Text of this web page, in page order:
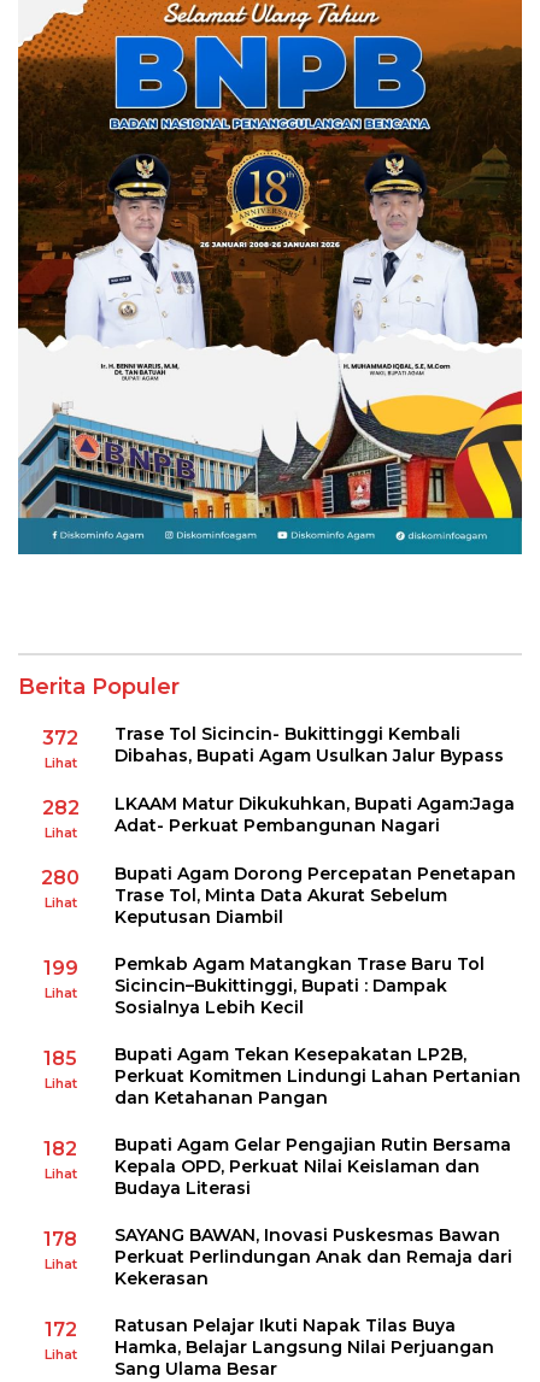
Berita Populer
372
Lihat
Trase Tol Sicincin- Bukittinggi Kembali
Dibahas, Bupati Agam Usulkan Jalur Bypass
282
Lihat
LKAAM Matur Dikukuhkan, Bupati Agam:Jaga
Adat- Perkuat Pembangunan Nagari
280
Lihat
Bupati Agam Dorong Percepatan Penetapan
Trase Tol, Minta Data Akurat Sebelum
Keputusan Diambil
199
Lihat
Pemkab Agam Matangkan Trase Baru Tol
Sicincin–Bukittinggi, Bupati : Dampak
Sosialnya Lebih Kecil
185
Lihat
Bupati Agam Tekan Kesepakatan LP2B,
Perkuat Komitmen Lindungi Lahan Pertanian
dan Ketahanan Pangan
182
Lihat
Bupati Agam Gelar Pengajian Rutin Bersama
Kepala OPD, Perkuat Nilai Keislaman dan
Budaya Literasi
178
Lihat
SAYANG BAWAN, Inovasi Puskesmas Bawan
Perkuat Perlindungan Anak dan Remaja dari
Kekerasan
172
Lihat
Ratusan Pelajar Ikuti Napak Tilas Buya
Hamka, Belajar Langsung Nilai Perjuangan
Sang Ulama Besar